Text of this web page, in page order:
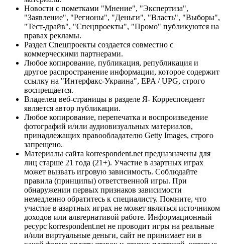
Новости с пометками "Мнение", "Экспертиза",
"Заявление", "Регионы", "Деньги", "Власть", "Выборы",
"Тест-драйв", "Спецпроекты", "Промо" публикуются на
правах рекламы.
Раздел Спецпроекты создается совместно с
коммерческими партнерами.
Любое копирование, публикация, републикация и
другое распространение информации, которое содержит
ссылку на "Интерфакс-Украина", EPA / UPG, строго
воспрещается.
Владелец веб-страницы в разделе Я- Корреспондент
является автор публикации.
Любое копирование, перепечатка и воспроизведение
фотографий и/или аудиовизуальных материалов,
принадлежащих правообладателю Getty Images, строго
запрещено.
Материалы сайта korrespondent.net предназначены для
лиц старше 21 года (21+). Участие в азартных играх
может вызвать игровую зависимость. Соблюдайте
правила (принципы) ответственной игры. При
обнаружении первых признаков зависимости
немедленно обратитесь к специалисту. Помните, что
участие в азартных играх не может являться источником
доходов или альтернативой работе. Информационный
ресурс korrespondent.net не проводит игры на реальные
и/или виртуальные деньги, сайт не принимает ни в